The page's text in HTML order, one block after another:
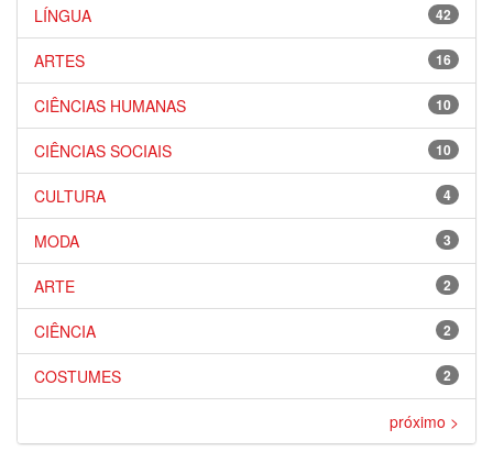
42
LÍNGUA
16
ARTES
10
CIÊNCIAS HUMANAS
10
CIÊNCIAS SOCIAIS
4
CULTURA
3
MODA
2
ARTE
2
CIÊNCIA
2
COSTUMES
próximo >